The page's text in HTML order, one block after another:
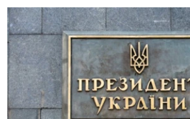
поискуИНФОГРАФИКА
ТЕЛЕПРОЕКТ КРЫМ.РЕАЛИИ
СОВЕТЫ ПРАВОЗАЩИТНИКОВ
ПРОПАВШИЕ БЕЗ ВЕСТИ
ПОБЕДИТЕЛЕЙ НЕ СУДЯТ?
КАК ОБОЙТИ БЛОКИРОВКУ
Українською
Qırımtatar
ПРИСОЕДИНЯЙТЕСЬ!